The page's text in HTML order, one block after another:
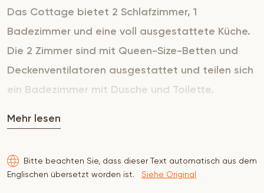
Das Cottage bietet 2 Schlafzimmer, 1
Badezimmer und eine voll ausgestattete Küche.
Die 2 Zimmer sind mit Queen-Size-Betten und
Deckenventilatoren ausgestattet und teilen sich
ein Badezimmer mit Dusche und Toilette.
Die Küche ist mit einem 2-Platten-Gasherd,
sowie dem nötigen Besteck und Geschirr
Mehr lesen
Bitte beachten Sie, dass dieser Text automatisch aus dem
Englischen übersetzt worden ist.
Siehe Original